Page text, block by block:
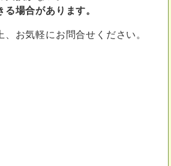
場合があります。
お気軽にお問合せください。